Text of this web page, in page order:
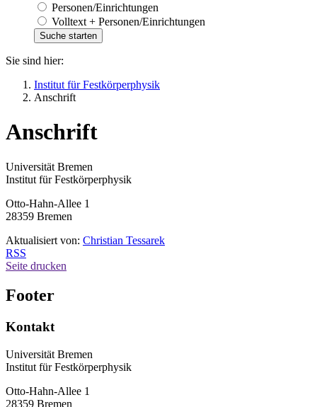
Personen/Einrichtungen
Volltext + Personen/Einrichtungen
Sie sind hier:
Institut für Festkörperphysik
Anschrift
Anschrift
Universität Bremen
Institut für Festkörperphysik
Otto-Hahn-Allee 1
28359 Bremen
Aktualisiert von: Christian Tessarek
RSS
Seite drucken
Footer
Kontakt
Universität Bremen
Institut für Festkörperphysik
Otto-Hahn-Allee 1
28359 Bremen